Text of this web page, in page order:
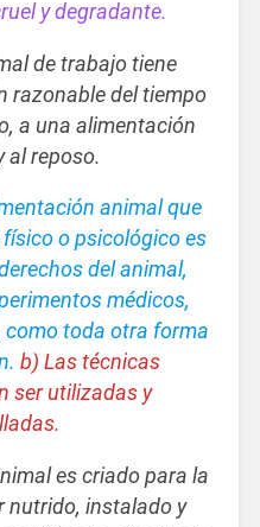
y degradante.
de trabajo tiene
razonable del tiempo
a una alimentación
al reposo.
animal que
o psicológico es
del animal,
médicos,
toda otra forma
b) Las técnicas
ser utilizadas y
es criado para la
nutrido, instalado y